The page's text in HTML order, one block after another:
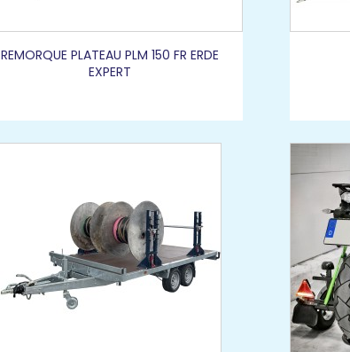
REMORQUE PLATEAU PLM 150 FR ERDE
EXPERT